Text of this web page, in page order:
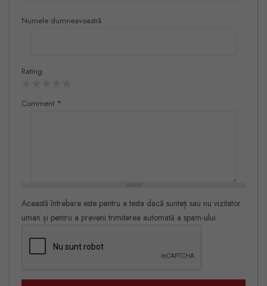
Numele dumneavoastră
Rating
Comment *
Această întrebare este pentru a testa dacă sunteți sau nu vizitator
uman și pentru a preveni trimiterea automată a spam-ului.